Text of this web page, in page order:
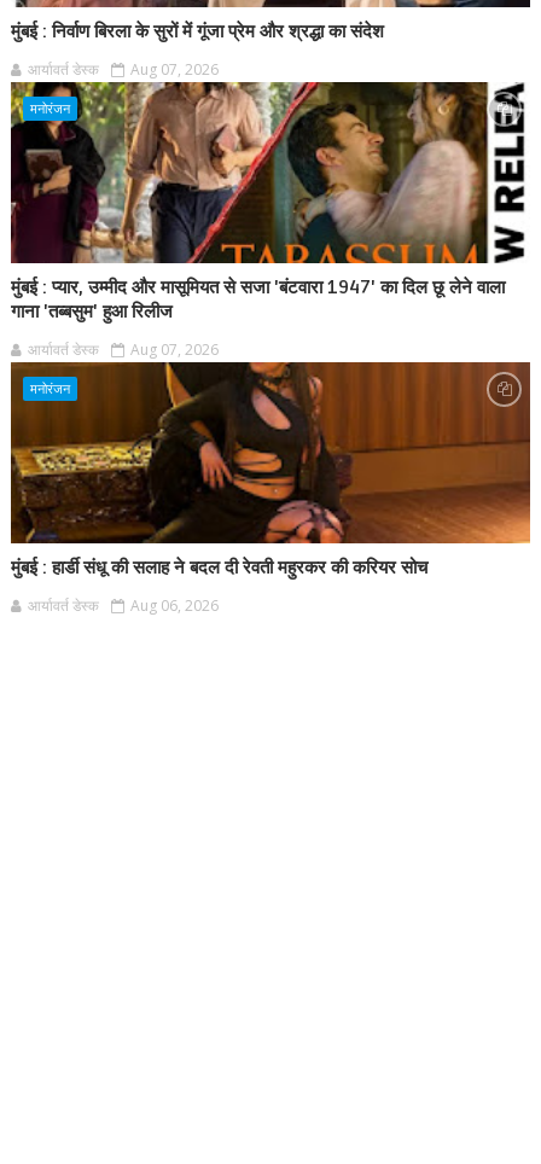
मुंबई : निर्वाण बिरला के सुरों में गूंजा प्रेम और श्रद्धा का संदेश
आर्यावर्त डेस्क Aug 07, 2026
मनोरंजन
मुंबई : प्यार, उम्मीद और मासूमियत से सजा 'बंटवारा 1947' का दिल छू लेने वाला
गाना 'तब्बसुम' हुआ रिलीज
आर्यावर्त डेस्क Aug 07, 2026
मनोरंजन
मुंबई : हार्डी संधू की सलाह ने बदल दी रेवती महुरकर की करियर सोच
आर्यावर्त डेस्क Aug 06, 2026